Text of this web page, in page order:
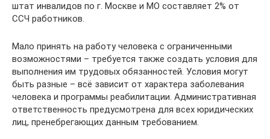
штат инвалидов по г. Москве и МО составляет 2% от
ССЧ работников.
Мало принять на работу человека с ограниченными
возможностями – требуется также создать условия для
выполнения им трудовых обязанностей. Условия могут
быть разные – всё зависит от характера заболевания
человека и программы реабилитации. Административная
ответственность предусмотрена для всех юридических
лиц, пренебрегающих данным требованием.